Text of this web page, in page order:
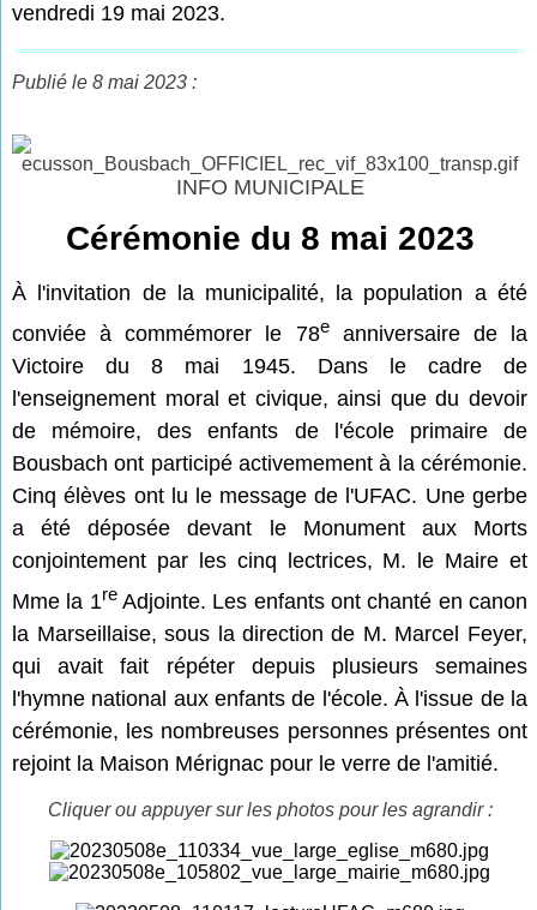
vendredi 19 mai 2023.
Publié le 8 mai 2023 :
INFO MUNICIPALE
Cérémonie du 8 mai 2023
À l'invitation de la municipalité, la population a été
conviée à commémorer le 78eanniversaire de la
Victoire du 8 mai 1945. Dans le cadre de
l'enseignement moral et civique, ainsi que du devoir
de mémoire, des enfants de l'école primaire de
Bousbach ont participé activemement à la cérémonie.
Cinq élèves ont lu le message de l'UFAC. Une gerbe
a été déposée devant le Monument aux Morts
conjointement par les cinq lectrices, M. le Maire et
Mme la 1reAdjointe. Les enfants ont chanté en canon
la Marseillaise, sous la direction de M. Marcel Feyer,
qui avait fait répéter depuis plusieurs semaines
l'hymne national aux enfants de l'école. À l'issue de la
cérémonie, les nombreuses personnes présentes ont
rejoint la Maison Mérignac pour le verre de l'amitié.
Cliquer ou appuyer sur les photos pour les agrandir :